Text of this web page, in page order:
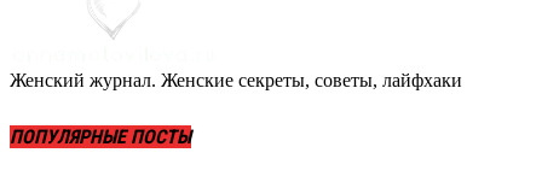
Женский журнал. Женские секреты, советы, лайфхаки
ПОПУЛЯРНЫЕ ПОСТЫ